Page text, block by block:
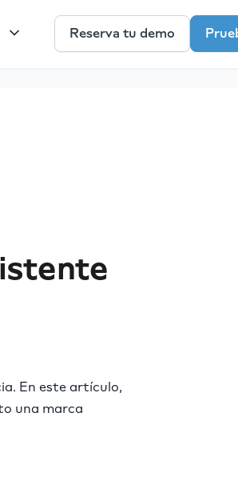
Reserva tu demo
En este artículo,
una marca